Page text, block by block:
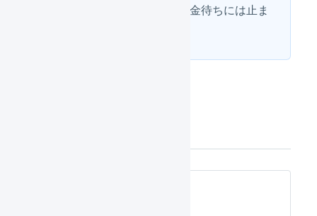
スが「承認済み」となり入金待ちには止ま